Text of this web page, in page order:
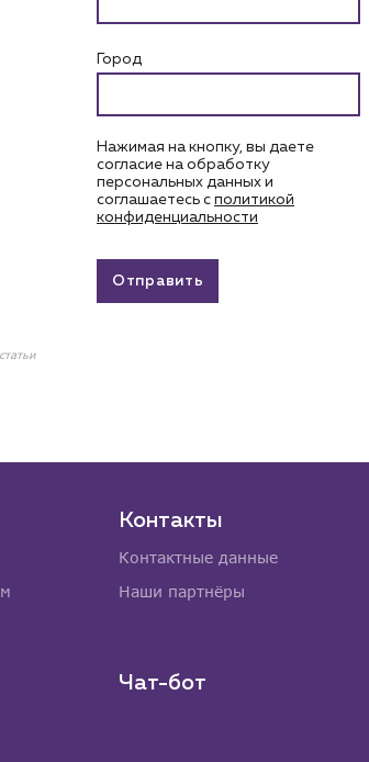
Город
Нажимая на кнопку, вы даете
согласие на обработку
персональных данных и
соглашаетесь c политикой
конфиденциальности
Отправить
Контакты
Контактные данные
Наши партнёры
Чат-бот